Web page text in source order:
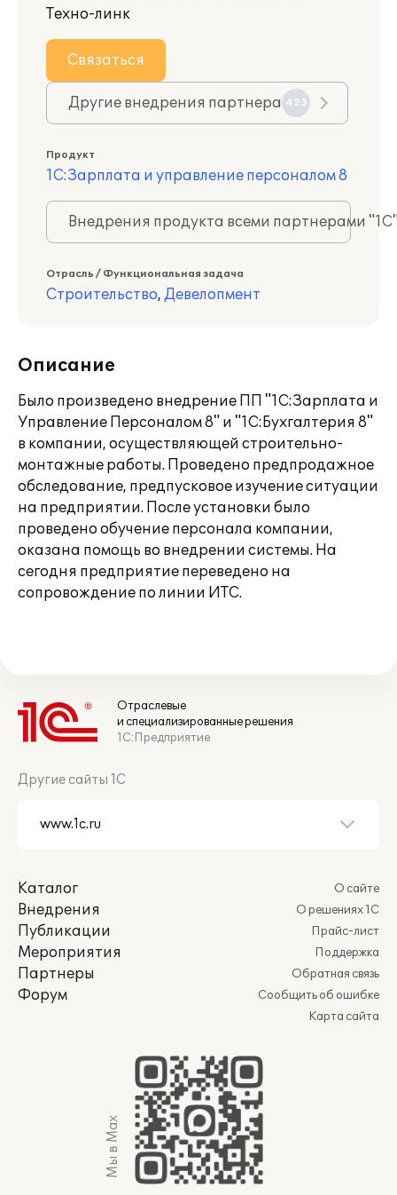
Техно-линк
Связаться
Другие внедрения партнера 423
Продукт
1С:Зарплата и управление персоналом 8
Внедрения продукта всеми партнерами
Отрасль / Функциональная задача
Строительство, Девелопмент
Описание
Было произведено внедрение ПП "1С:Зарплата и
Управление Персоналом 8" и "1С:Бухгалтерия 8"
в компании, осуществляющей строительно-
монтажные работы. Проведено предпродажное
обследование, предпусковое изучение ситуации
на предприятии. После установки было
проведено обучение персонала компании,
оказана помощь во внедрении системы. На
сегодня предприятие переведено на
сопровождение по линии ИТС.
Отраслевые
и специализированные решения
1С:Предприятие
Другие сайты 1С
Каталог
Внедрения
Публикации
Мероприятия
Партнеры
Форум
О сайте
О решениях 1С
Прайс-лист
Поддержка
Обратная связь
Сообщить об ошибке
Карта сайта
Мы в Max